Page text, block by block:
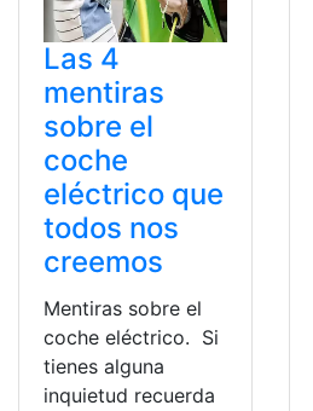
Las 4
mentiras
sobre el
coche
eléctrico que
todos nos
creemos
Mentiras sobre el
coche eléctrico. Si
tienes alguna
inquietud recuerda